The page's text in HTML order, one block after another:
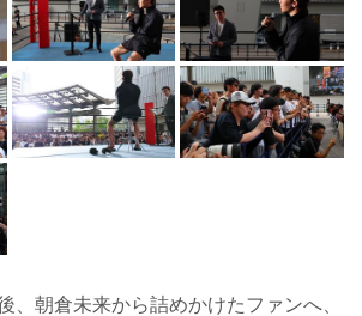
、朝倉未来から詰めかけたファンへ、